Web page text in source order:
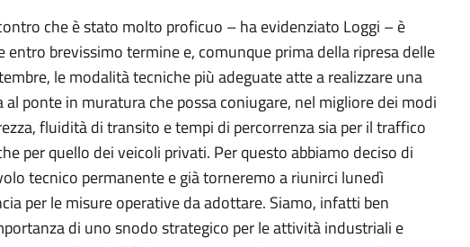
che è stato molto proficuo – ha evidenziato Loggi – è
entro brevissimo termine e, comunque prima della ripresa delle
le modalità tecniche più adeguate atte a realizzare una
ponte in muratura che possa coniugare, nel migliore dei modi
fluidità di transito e tempi di percorrenza sia per il traffico
per quello dei veicoli privati. Per questo abbiamo deciso di
tecnico permanente e già torneremo a riunirci lunedì
per le misure operative da adottare. Siamo, infatti ben
di uno snodo strategico per le attività industriali e